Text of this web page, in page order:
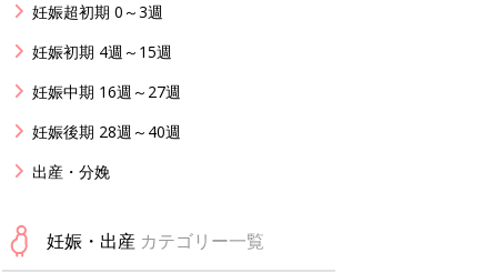
妊娠超初期 0～3週
妊娠初期 4週～15週
妊娠中期 16週～27週
妊娠後期 28週～40週
出産・分娩
妊娠・出産 カテゴリー一覧